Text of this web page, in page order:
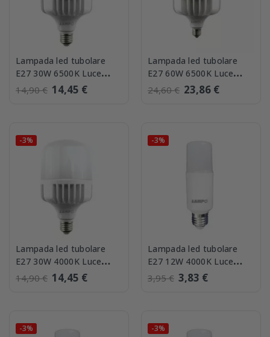
Lampada led tubolare
E27 30W 6500K Luce
Fredda Lampo
14,90 € 14,45 €
Lampada led tubolare
E27 60W 6500K Luce
Fredda Lampo
24,60 € 23,86 €
-3%
Lampada led tubolare
E27 30W 4000K Luce
Naturale Lampo
14,90 € 14,45 €
-3%
Lampada led tubolare
E27 12W 4000K Luce
Naturale Lampo
3,95 € 3,83 €
-3% -3%